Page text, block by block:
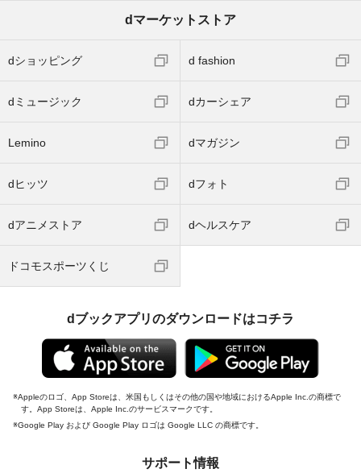
dマーケットストア
dショッピング d fashion
dミュージック dカーシェア
Lemino dマガジン
dヒッツ dフォト
dアニメストア dヘルスケア
ドコモスポーツくじ
dブックアプリのダウンロードはコチラ
Appleのロゴ、App Storeは、米国もしくはその他の国や地域におけるApple Inc.の商標で
す。App Storeは、Apple Inc.のサービスマークです。
Google Play および Google Play ロゴは Google LLC の商標です。
サポート情報